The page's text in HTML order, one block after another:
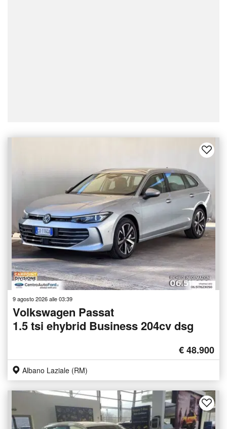
9 agosto 2026 alle 03:39
Volkswagen Passat
1.5 tsi ehybrid Business 204cv dsg
€ 48.900
Albano Laziale (RM)